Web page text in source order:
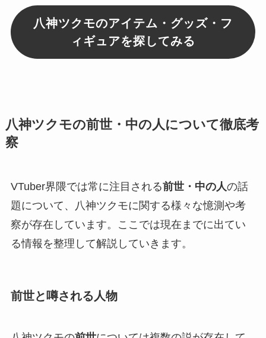
八神ツクモのアイテム・グッズ・フ
ィギュアを探してみる
八神ツクモの前世・中の人について徹底考
察
VTuber界隈では常に注目される前世・中の人の話
題について、八神ツクモに関する様々な憶測や考
察が存在しています。ここでは現在までに出てい
る情報を整理して解説していきます。
前世と噂される人物